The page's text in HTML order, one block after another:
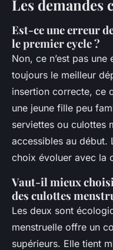
Les demandes
Est-ce une erreur
le premier cycle ?
Non, ce n’est pas une
toujours le meilleur
insertion correcte, ce
une jeune fille peu
serviettes ou culottes
accessibles au début.
choix évoluer avec la
Vaut-il mieux
des culottes
Les deux sont
menstruelle offre un
supérieurs. Elle tient